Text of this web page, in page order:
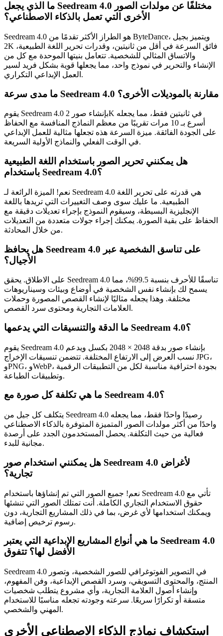
ما الذي يجعل Seedream 4.0 مختلفًا عن مولدات الصور
الأخرى التي تعمل بالذكاء الاصطناعي؟
Seedream 4.0 هو الطراز الأكثر تقدمًا من ByteDance، ويتميز بجيل
2K فائق السرعة في أقل من ثانيتين، وقدرات تحرير اللغة الطبيعية،
والاتساق المثالي للشخصية. تتعامل بنيتها الموحدة مع كل من
الإنشاء والتحرير في نموذج واحد، مما يجعلها قوية بشكل فريد لسير
العمل الإبداعي التكراري.
ما مدى سرعة Seedream 4.0 مقارنة بالموديلات الأخرى؟
يقوم Seedream 4.0 بإنشاء صور 2K في ثانيتين فقط، مما يجعله
أسرع بـ 10 مرات تقريبًا من معظم النماذج المنافسة مع الحفاظ
على الجودة الفائقة. ميزة السرعة هذه تجعلها مثالية للعمل الإبداعي
في الوقت الفعلي والنماذج الأولية السريعة.
هل يمكنني تحرير الصور باستخدام اللغة الطبيعية
باستخدام Seedream 4.0؟
نعم! الميزة الرائعة لـ Seedream 4.0 هي قدرته على تحرير اللغة
الطبيعية. ما عليك سوى وصف التغييرات التي تريدها باللغة
الإنجليزية البسيطة، وسيقوم النموذج بإجراء تعديلات دقيقة مع
الحفاظ على بقية الصورة. يمكنك إجراء جولات متعددة من التعديلات
من خلال المحادثة.
هل يحافظ Seedream 4.0 على تناسق الشخصية عبر
الأجيال؟
على الاطلاق. يحقق Seedream 4.0 تناسقًا للأحرف بنسبة 99.5%، مما
يسمح لك بإنشاء نفس الشخصية في أوضاع وبيئات وسيناريوهات
مختلفة. وهذا يجعله مثاليًا لإنشاء القصص المصورة وحملات
العلامات التجارية ومحتوى سرد القصص.
ما الدقة والتنسيقات التي يدعمها Seedream 4.0؟
يقوم Seedream 4.0 بإنشاء صور بدقة 2048 × 2048 بكسل ويدعم
نسب العرض إلى الارتفاع المختلفة. تتضمن تنسيقات الإخراج JPG،
وPNG، وWebP، بجودة احترافية مناسبة لكل من التطبيقات الرقمية
وتطبيقات الطباعة.
ما هي تكلفة كل صورة مع Seedream 4.0؟
يتكلف كل جيل من Seedream 4.0 رصيدًا واحدًا فقط، مما يجعله
واحدًا من أكثر مولدات الصور المتميزة المتوفرة بالذكاء الاصطناعي
فعالية من حيث التكلفة. يحصل المستخدمون الجدد على أرصدة
مجانية للبدء.
هل يمكنني استخدام صور Seedream 4.0 لأغراض
تجارية؟
نعم! جميع الصور التي تم إنشاؤها باستخدام Seedream 4.0 تأتي مع
حقوق الاستخدام التجاري الكاملة. أنت تمتلك الصور التي تنشئها
ويمكنك استخدامها لأي غرض، بما في ذلك المشاريع التجارية، دون
رسوم ترخيص إضافية.
ما هي أنواع المشاريع الإبداعية التي يعتبر Seedream 4.0
الأفضل لها؟ تتفوق
Seedream 4.0 في التصوير الفوتوغرافي للصور الشخصية، وتصور
المنتج، والمحتوى التسويقي، وسرد القصص الإبداعية، وفن المفهوم،
وإنشاء أصول العلامة التجارية، وأي مشروع يتطلب شخصيات
متسقة أو تكرارًا سريعًا. سرعته وجودته تجعله مناسبًا للاستخدام
المهني والشخصي.
استكشاف نماذج الذكاء الاصطناعي الأخرى